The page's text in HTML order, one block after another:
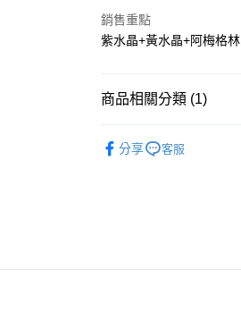
LINE Pay
街口支付
銷售重點
紫水晶+黃水晶+阿梅格林
商品相關分類 (1)
分享
客服